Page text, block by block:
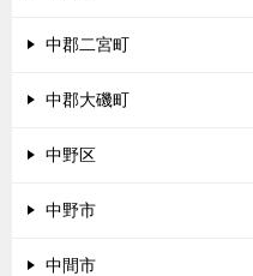
中郡二宮町
中郡大磯町
中野区
中野市
中間市